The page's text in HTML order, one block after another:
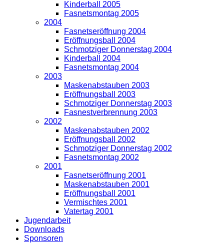
Kinderball 2005
Fasnetsmontag 2005
2004
Fasnetseröffnung 2004
Eröffnungsball 2004
Schmotziger Donnerstag 2004
Kinderball 2004
Fasnetsmontag 2004
2003
Maskenabstauben 2003
Eröffnungsball 2003
Schmotziger Donnerstag 2003
Fasnestverbrennung 2003
2002
Maskenabstauben 2002
Eröffnungsball 2002
Schmotziger Donnerstag 2002
Fasnetsmontag 2002
2001
Fasnetseröffnung 2001
Maskenabstauben 2001
Eröffnungsball 2001
Vermischtes 2001
Vatertag 2001
Jugendarbeit
Downloads
Sponsoren